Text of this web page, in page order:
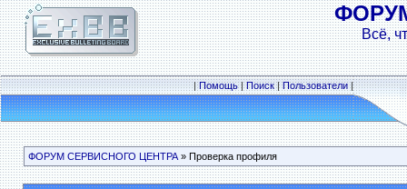
Всё,
|Помощь|Поиск|Пользователи|
ФОРУМ СЕРВИСНОГО ЦЕНТРА» Проверка профиля